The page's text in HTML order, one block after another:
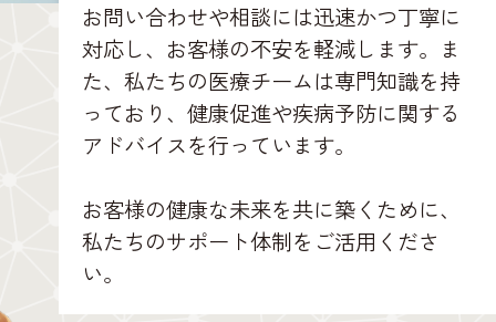
お問い合わせや相談には迅速かつ丁寧に
対応し、お客様の不安を軽減します。ま
た、私たちの医療チームは専門知識を持
っており、健康促進や疾病予防に関する
アドバイスを行っています。
お客様の健康な未来を共に築くために、
私たちのサポート体制をご活用くださ
い。